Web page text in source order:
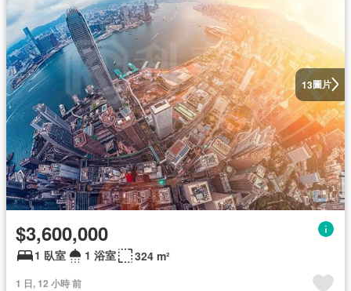
13圖片
$3,600,000
1 臥室 1 浴室 324 m²
1 日, 12 小時 前